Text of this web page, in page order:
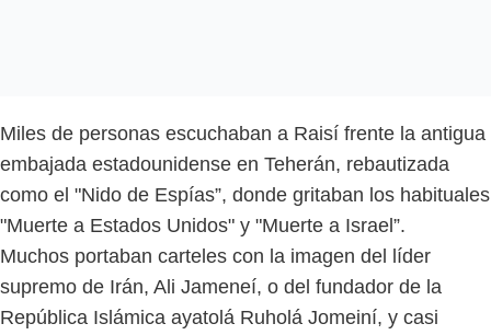
Miles de personas escuchaban a Raisí frente la antigua
embajada estadounidense en Teherán, rebautizada
como el "Nido de Espías”, donde gritaban los habituales
"Muerte a Estados Unidos" y "Muerte a Israel”.
Muchos portaban carteles con la imagen del líder
supremo de Irán, Ali Jameneí, o del fundador de la
República Islámica ayatolá Ruholá Jomeiní, y casi